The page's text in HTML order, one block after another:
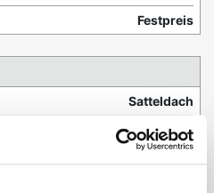
Festpreis
Satteldach
12,00 m²